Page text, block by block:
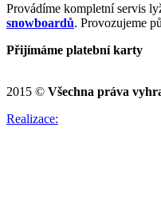
Provádíme kompletní servis
snowboardů. Provozujeme
Přijímáme platební karty
2015 © Všechna práva
Realizace: